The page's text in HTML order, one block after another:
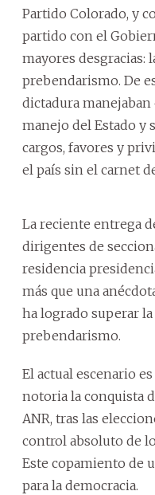
Partido Colorado, y
partido con el
mayores desgracias:
prebendarismo. De
dictadura manejaban
manejo del Estado y
cargos, favores y
el país sin el carnet
La reciente entrega
dirigentes de
residencia
más que una
ha logrado superar
prebendarismo.
El actual escenario
notoria la conquista
ANR, tras las
control absoluto de
Este copamiento de
para la democracia.